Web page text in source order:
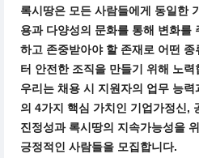
록시땅은 모든 사람들에게 동일한
용과 다양성의 문화를 통해 변화를
하고 존중받아야 할 존재로 어떤
터 안전한 조직을 만들기 위해 노력
우리는 채용 시 지원자의 업무 능력
의 4가지 핵심 가치인 기업가정신,
진정성과 록시땅의 지속가능성을
긍정적인 사람들을 모집합니다.